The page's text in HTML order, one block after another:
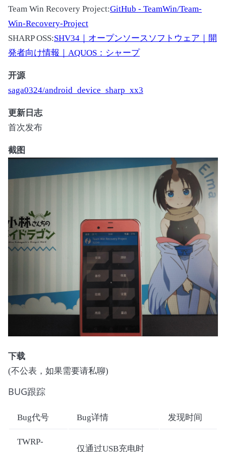
Team Win Recovery Project:GitHub - TeamWin/Team-
Win-Recovery-Project
SHARP OSS:SHV34｜オープンソースソフトウェア｜開
発者向け情報｜AQUOS：シャープ
开源
saga0324/android_device_sharp_xx3
更新日志
首次发布
截图
下载
(不公表，如果需要请私聊)
BUG跟踪
Bug代号 Bug详情 发现时间
TWRP-
仅通过USB充电时